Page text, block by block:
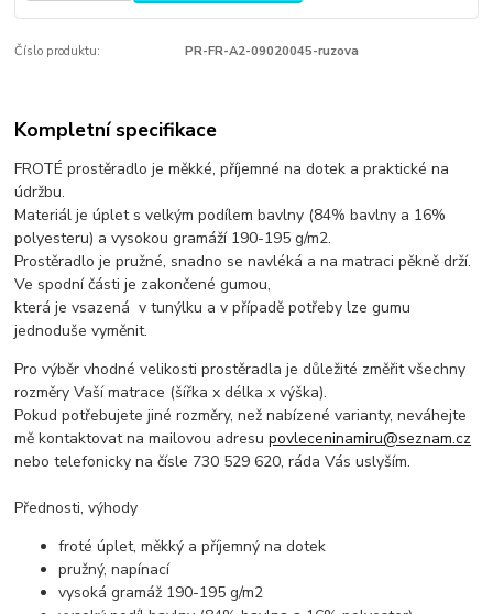
Číslo produktu: PR-FR-A2-09020045-ruzova
Kompletní specifikace
FROTÉ prostěradlo je měkké, příjemné na dotek a praktické na
údržbu.
Materiál je úplet s velkým podílem bavlny (84% bavlny a 16%
polyesteru) a vysokou gramáží 190-195 g/m2.
Prostěradlo je pružné, snadno se navléká a na matraci pěkně drží.
Ve spodní části je zakončené gumou,
která je vsazená v tunýlku a v případě potřeby lze gumu
jednoduše vyměnit.
Pro výběr vhodné velikosti prostěradla je důležité změřit všechny
rozměry Vaší matrace (šířka x délka x výška).
Pokud potřebujete jiné rozměry, než nabízené varianty, neváhejte
mě kontaktovat na mailovou adresupovleceninamiru@seznam.cz
nebo telefonicky na čísle 730 529 620, ráda Vás uslyším.
Přednosti, výhody
froté úplet, měkký a příjemný na dotek
pružný, napínací
vysoká gramáž 190-195 g/m2